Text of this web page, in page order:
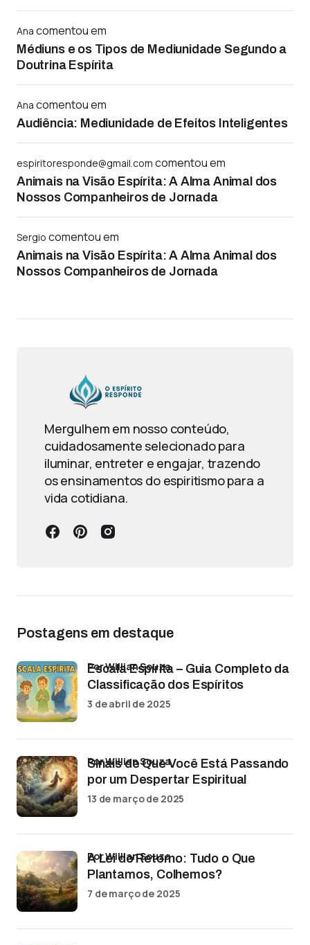
Ana comentou em
Médiuns e os Tipos de Mediunidade Segundo a
Doutrina Espírita
Ana comentou em
Audiência: Mediunidade de Efeitos Inteligentes
espiritoresponde@gmail.com comentou em
Animais na Visão Espírita: A Alma Animal dos
Nossos Companheiros de Jornada
Sergio comentou em
Animais na Visão Espírita: A Alma Animal dos
Nossos Companheiros de Jornada
Mergulhem em nosso conteúdo,
cuidadosamente selecionado para
iluminar, entreter e engajar, trazendo
os ensinamentos do espiritismo para a
vida cotidiana.
Postagens em destaque
Escala Espírita – Guia Completo da
Classificação dos Espíritos
por Willian Souza
3 de abril de 2025
Sinais de Que Você Está Passando
por um Despertar Espiritual
por Willian Souza
13 de março de 2025
A Lei do Retorno: Tudo o Que
Plantamos, Colhemos?
por Willian Souza
7 de março de 2025